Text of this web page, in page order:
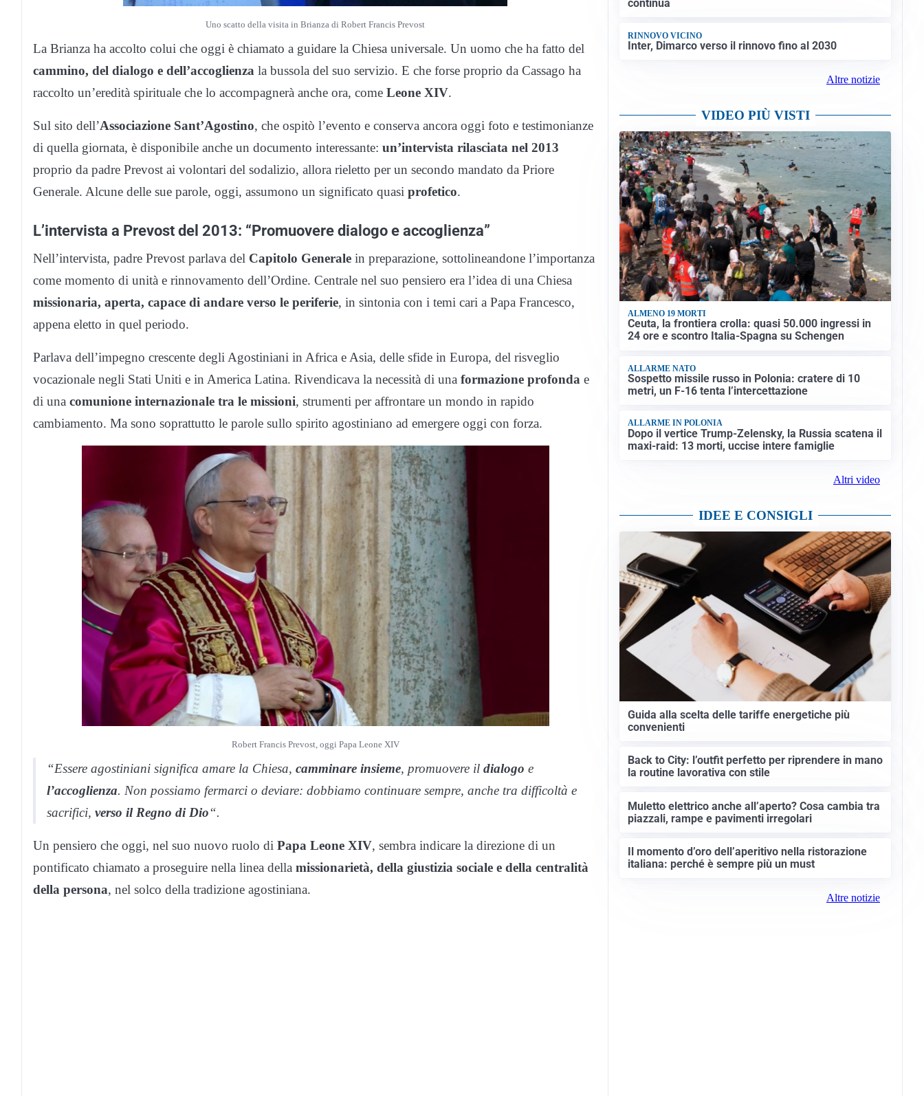
Uno scatto della visita in Brianza di Robert Francis Prevost
La Brianza ha accolto colui che oggi è chiamato a guidare la Chiesa universale. Un uomo che ha fatto del
cammino, del dialogo e dell’accoglienza la bussola del suo servizio. E che forse proprio da Cassago ha
raccolto un’eredità spirituale che lo accompagnerà anche ora, come Leone XIV.
Sul sito dell’Associazione Sant’Agostino, che ospitò l’evento e conserva ancora oggi foto e testimonianze
di quella giornata, è disponibile anche un documento interessante: un’intervista rilasciata nel 2013
proprio da padre Prevost ai volontari del sodalizio, allora rieletto per un secondo mandato da Priore
Generale. Alcune delle sue parole, oggi, assumono un significato quasi profetico.
L’intervista a Prevost del 2013: “Promuovere dialogo e accoglienza”
Nell’intervista, padre Prevost parlava del Capitolo Generale in preparazione, sottolineandone l’importanza
come momento di unità e rinnovamento dell’Ordine. Centrale nel suo pensiero era l’idea di una Chiesa
missionaria, aperta, capace di andare verso le periferie, in sintonia con i temi cari a Papa Francesco,
appena eletto in quel periodo.
Parlava dell’impegno crescente degli Agostiniani in Africa e Asia, delle sfide in Europa, del risveglio
vocazionale negli Stati Uniti e in America Latina. Rivendicava la necessità di una formazione profonda e
di una comunione internazionale tra le missioni, strumenti per affrontare un mondo in rapido
cambiamento. Ma sono soprattutto le parole sullo spirito agostiniano ad emergere oggi con forza.
Robert Francis Prevost, oggi Papa Leone XIV
“Essere agostiniani significa amare la Chiesa, camminare insieme, promuovere il dialogo e
l’accoglienza. Non possiamo fermarci o deviare: dobbiamo continuare sempre, anche tra difficoltà e
sacrifici, verso il Regno di Dio“.
Un pensiero che oggi, nel suo nuovo ruolo di Papa Leone XIV, sembra indicare la direzione di un
pontificato chiamato a proseguire nella linea della missionarietà, della giustizia sociale e della centralità
della persona, nel solco della tradizione agostiniana.
continua
RINNOVO VICINO
Inter, Dimarco verso il rinnovo fino al 2030
Altre notizie
VIDEO PIÙ VISTI
ALMENO 19 MORTI
Ceuta, la frontiera crolla: quasi 50.000 ingressi in
24 ore e scontro Italia-Spagna su Schengen
ALLARME NATO
Sospetto missile russo in Polonia: cratere di 10
metri, un F-16 tenta l’intercettazione
ALLARME IN POLONIA
Dopo il vertice Trump-Zelensky, la Russia scatena il
maxi-raid: 13 morti, uccise intere famiglie
Altri video
IDEE E CONSIGLI
Guida alla scelta delle tariffe energetiche più
convenienti
Back to City: l’outfit perfetto per riprendere in mano
la routine lavorativa con stile
Muletto elettrico anche all’aperto? Cosa cambia tra
piazzali, rampe e pavimenti irregolari
Il momento d’oro dell’aperitivo nella ristorazione
italiana: perché è sempre più un must
Altre notizie